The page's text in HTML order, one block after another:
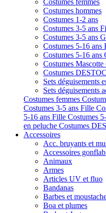
Costumes femmes
Costumes hommes
Costumes 1-2 ans
Costumes 3-5 ans
Costumes 3-5 ans
Costumes 5-16 ans
Costumes 5-16 ans
Costumes Mascotte
Costumes
Sets déguisements
Sets déguisements
Costumes femmes
Costumes 3-5 ans Fille
5-16 ans Fille Costumes
en peluche Costumes
Accessoires
Acc. bruyants et
Accessoires
Animaux
Armes
Articles UV et fluo
Bandanas
Barbes et
Boa et plumes